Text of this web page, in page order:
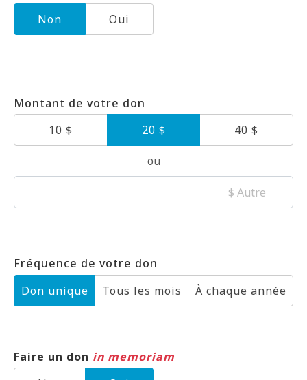
Non Oui
Montant de votre don
10 $
20 $ 40 $
ou
$ Autre
Fréquence de votre don
Don unique
Tous les mois À chaque année
Faire un don in memoriam